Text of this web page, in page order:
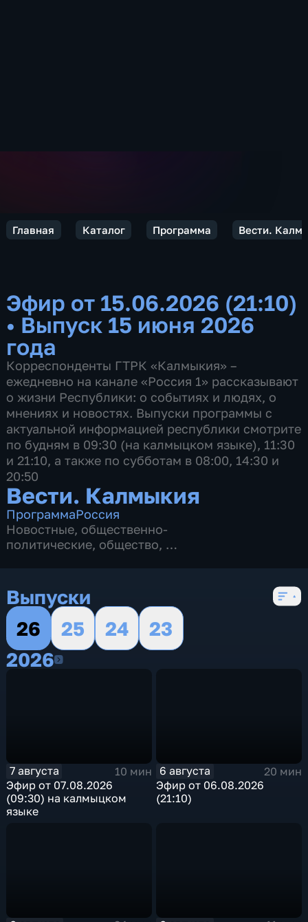
Главная Каталог Программа Вести.
Эфир от 15.06.2026 (21:10)
• Выпуск 15 июня 2026
года
Корреспонденты ГТРК «Калмыкия» –
ежедневно на канале «Россия 1» рассказывают
о жизни Республики: о событиях и людях, о
мнениях и новостях. Выпуски программы с
актуальной информацией республики смотрите
по будням в 09:30 (на калмыцком языке), 11:30
и 21:10, а также по субботам в 08:00, 14:30 и
20:50
Вести. Калмыкия
ПрограммаРоссия
Новостные, общественно-
политические, общество,
Выпуски
26
25 24
23
20262026
7 августа
10 мин
Эфир от 07.08.2026
(09:30) на калмыцком
языке
6 августа
20 мин
Эфир от 06.08.2026
(21:10)